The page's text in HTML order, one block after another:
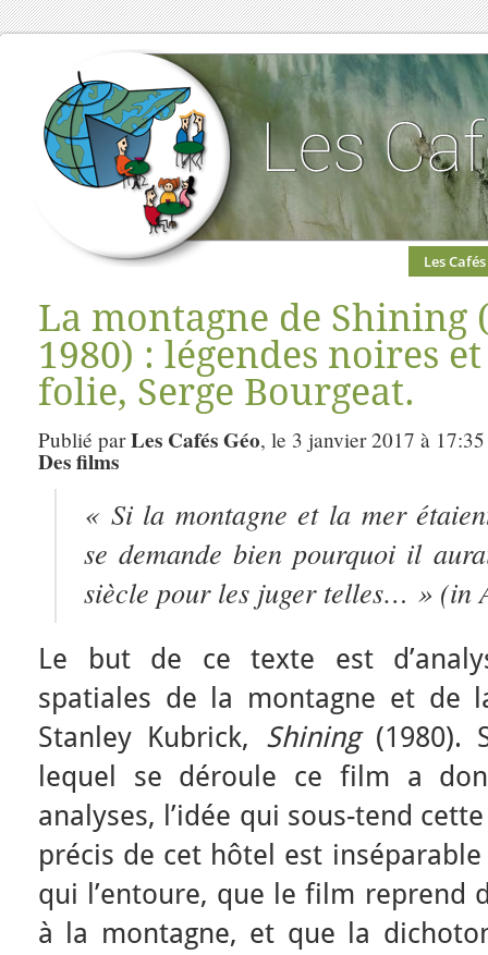
Les Cafés
La montagne de Shining
1980) : légendes noires
folie, Serge Bourgeat.
Publié parLes Cafés Géo, le 3 janvier 2017 à
Des films
« Si la montagne et la mer
se demande bien pourquoi il
siècle pour les juger telles… » (in
Le but de ce texte est
spatiales de la montagne et de
Stanley Kubrick, Shining (1980).
lequel se déroule ce film a
analyses, l’idée qui sous-tend
précis de cet hôtel est
qui l’entoure, que le film reprend
à la montagne, et que la